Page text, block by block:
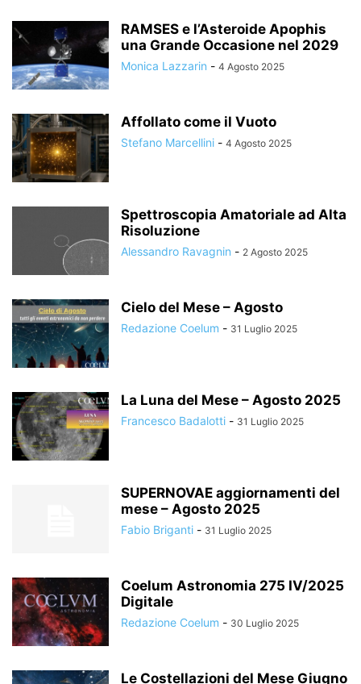
RAMSES e l’Asteroide Apophis
una Grande Occasione nel 2029
Monica Lazzarin - 4 Agosto 2025
Affollato come il Vuoto
Stefano Marcellini - 4 Agosto 2025
Spettroscopia Amatoriale ad Alta
Risoluzione
Alessandro Ravagnin - 2 Agosto 2025
Cielo del Mese – Agosto
Redazione Coelum - 31 Luglio 2025
La Luna del Mese – Agosto 2025
Francesco Badalotti - 31 Luglio 2025
SUPERNOVAE aggiornamenti del
mese – Agosto 2025
Fabio Briganti - 31 Luglio 2025
Coelum Astronomia 275 IV/2025
Digitale
Redazione Coelum - 30 Luglio 2025
Le Costellazioni del Mese Giugno